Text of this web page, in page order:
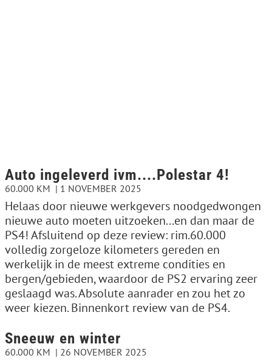
Auto ingeleverd ivm....Polestar 4!
60.000 KM 1 NOVEMBER 2025
Helaas door nieuwe werkgevers noodgedwongen
nieuwe auto moeten uitzoeken...en dan maar de
PS4! Afsluitend op deze review: rim.60.000
volledig zorgeloze kilometers gereden en
werkelijk in de meest extreme condities en
bergen/gebieden, waardoor de PS2 ervaring zeer
geslaagd was. Absolute aanrader en zou het zo
weer kiezen. Binnenkort review van de PS4.
Sneeuw en winter
60.000 KM 26 NOVEMBER 2025